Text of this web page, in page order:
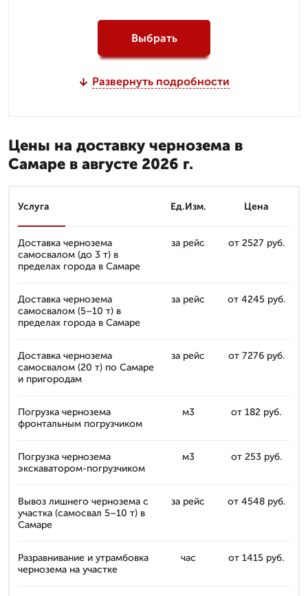
Выбрать
Развернуть подробности
Цены на доставку чернозема в
Самаре в августе 2026 г.
Услуга Ед.Изм. Цена
Доставка чернозема
самосвалом (до 3 т) в
пределах города в Самаре
за рейс от 2527 руб.
Доставка чернозема
самосвалом (5–10 т) в
пределах города в Самаре
за рейс от 4245 руб.
Доставка чернозема
самосвалом (20 т) по Самаре
и пригородам
за рейс от 7276 руб.
Погрузка чернозема
фронтальным погрузчиком
м3 от 182 руб.
Погрузка чернозема
экскаватором-погрузчиком
м3 от 253 руб.
Вывоз лишнего чернозема с
участка (самосвал 5–10 т) в
Самаре
за рейс от 4548 руб.
Разравнивание и утрамбовка
чернозема на участке
час от 1415 руб.